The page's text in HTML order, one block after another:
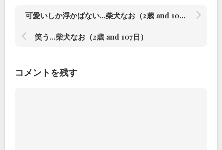
可愛いしか浮かばない…柴犬なお（2歳 and 109日）
笑う…柴犬なお（2歳 and 107日）
コメントを残す